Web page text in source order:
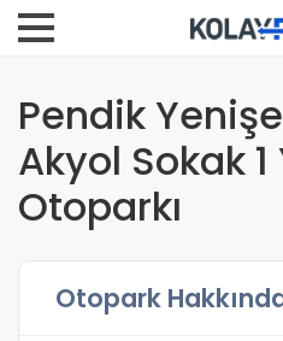
Pendik
Akyol Sokak
Otoparkı
Otopark